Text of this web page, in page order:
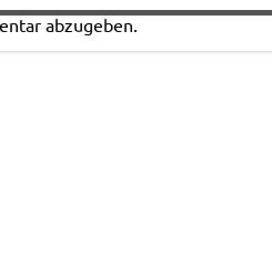
abzugeben.